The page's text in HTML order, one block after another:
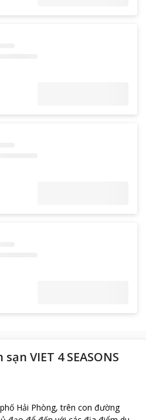
sạn VIET 4 SEASONS
Hải Phòng, trên con đường